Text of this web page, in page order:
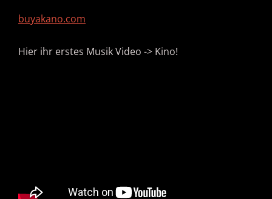
buyakano.com
Hier ihr erstes Musik Video -> Kino!